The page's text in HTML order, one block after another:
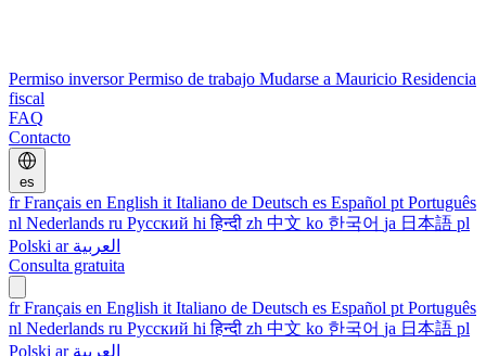
Permiso inversorPermiso de trabajo Mudarse a Mauricio Residencia
fiscal
FAQ
Contacto
es
frFrançais en English it Italiano de Deutsch es Español pt Português
nl Nederlands ru Русский hi हिन्दी zh 中文 ko 한국어 ja 日本語 pl
Polski ar العربية
Consulta gratuita
frFrançais en English it Italiano de Deutsch es Español pt Português
nl Nederlands ru Русский hi हिन्दी zh 中文 ko 한국어 ja 日本語 pl
Polski ar العربية